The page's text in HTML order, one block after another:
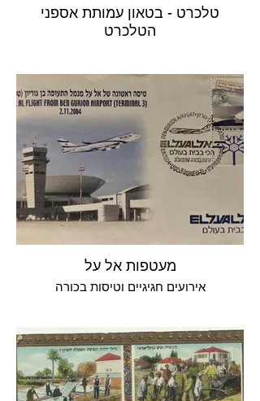
טלכרט - בטאון עמותת אספני
הטלכרט
מעטפות אל על
אירועים חגיגיים וטיסות בכורה